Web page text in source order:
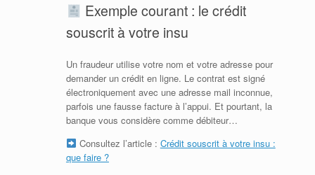
Exemple courant : le crédit
souscrit à votre insu
Un fraudeur utilise votre nom et votre adresse pour
demander un crédit en ligne. Le contrat est signé
électroniquement avec une adresse mail inconnue,
parfois une fausse facture à l’appui. Et pourtant, la
banque vous considère comme débiteur…
Consultez l’article : Crédit souscrit à votre insu :
que faire ?